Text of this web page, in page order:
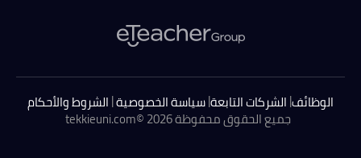
جميع الحقوق محفوظة 2026 © tekkieuni.com
الشروط والأحكام|سياسة الخصوصية|الشركات التابعة|الوظائف